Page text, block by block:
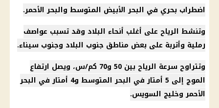
اضطراب بحري في البحر الأبيض المتوسط ​​والبحر الأحمر.
وتنشط الرياح على أغلب أنحاء البلاد وقد تسبب عواصف
رملية وأتربة على بعض مناطق جنوب البلاد وجنوب سيناء.
وتتراوح سرعة الرياح بين 50 و70 كم/س، ويصل ارتفاع
الموج إلى 5 أمتار في البحر المتوسط ​​و4 أمتار في البحر
الأحمر وخليج السويس.